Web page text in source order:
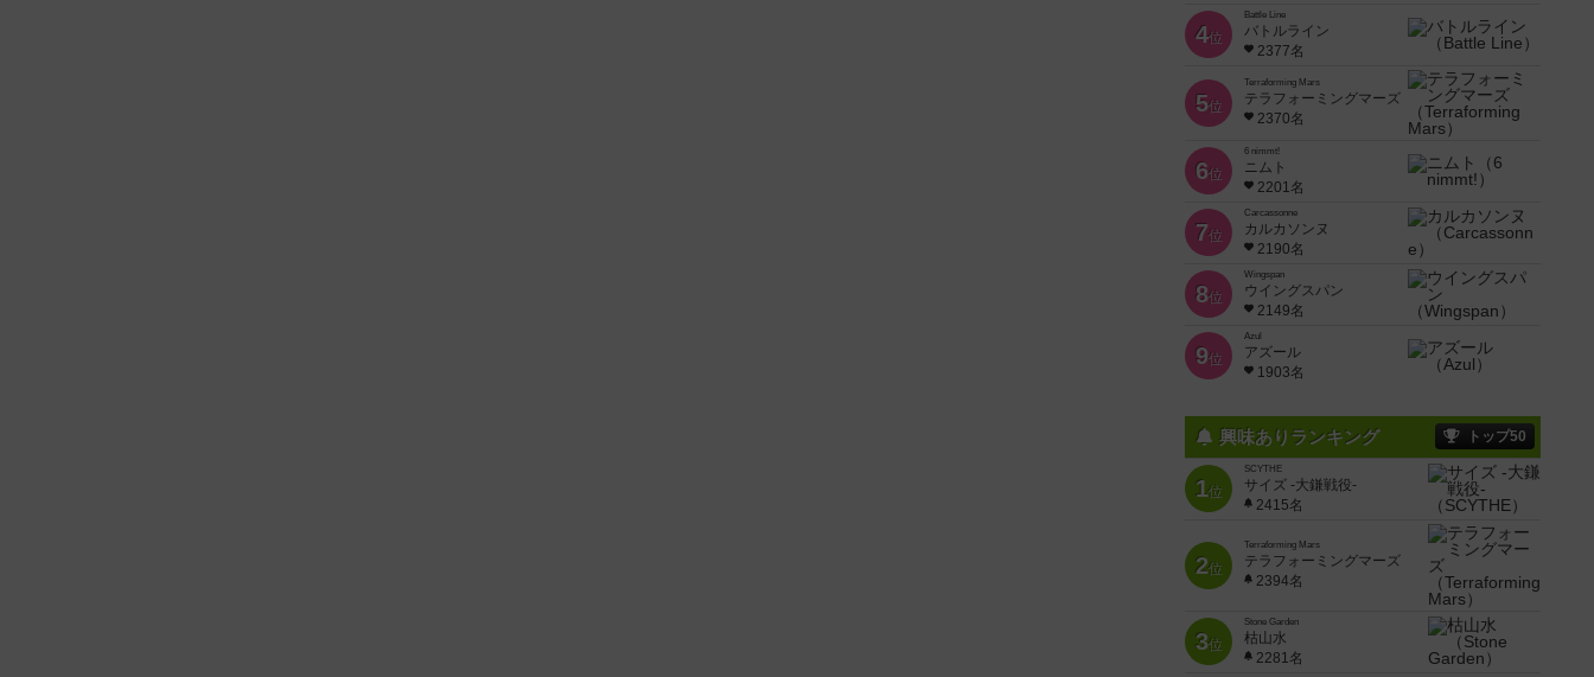
4位
Battle Line
バトルライン
2377名
5位
Terraforming Mars
テラフォーミングマーズ
2370名
6位
6 nimmt!
ニムト
2201名
7位
Carcassonne
カルカソンヌ
2190名
8位
Wingspan
ウイングスパン
2149名
9位
Azul
アズール
1903名
興味ありランキング トップ50
1位
SCYTHE
サイズ -大鎌戦役-
2415名
2位
Terraforming Mars
テラフォーミングマーズ
2394名
3位
Stone Garden
枯山水
2281名